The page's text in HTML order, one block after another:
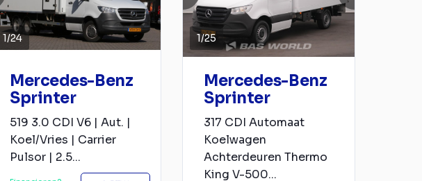
1/24
Mercedes-Benz
Sprinter
519 3.0 CDI V6 | Aut. |
Koel/Vries | Carrier
Pulsor | 2.5...
1/25
Mercedes-Benz
Sprinter
317 CDI Automaat
Koelwagen
Achterdeuren Thermo
King V-500...